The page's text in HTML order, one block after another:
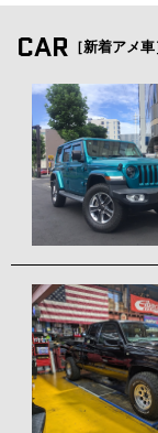
CAR ［新着アメ車